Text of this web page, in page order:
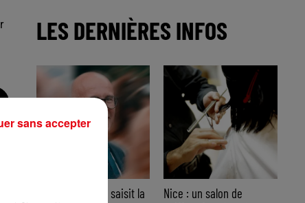
LES DERNIÈRES INFOS
Nice : Éric Ciotti saisit la
Nice : un salon de
sans accepter